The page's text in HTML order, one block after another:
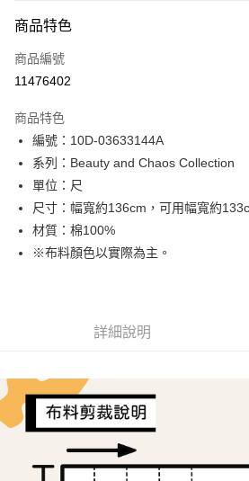
信用卡一次付款
超商取貨付款
Apple Pay
街口支付
Google Pay
AFTEE先享後付
相關說明
１．簡單：不需註冊會員、不需綁卡、不需儲
２．便利：只要手機號碼，簡訊認證，即可結
【「AFTEE先享後付」結帳流程】
１．於結帳方式選擇「AFTEE先享後付」後，
結帳頁面，進行簡訊認證並確認金額後，即可
３．收到繳費通知簡訊後14天內，點擊此簡訊
ATM／網路銀行／等多元方式進行付款，方視為
每筆NT$65，滿NT$1,500(含以上)免運費
7-11取貨付款
每筆NT$65，滿NT$1,500(含以上)免運費
商品特色
商品編號
11476402
商品特色
編號：10D-03633144A
系列：Beauty and Chaos Collection
單位：尺
尺寸：幅寬約136cm，可用幅寬約
材質：棉100%
※布料顏色以實際為主。
詳細說明